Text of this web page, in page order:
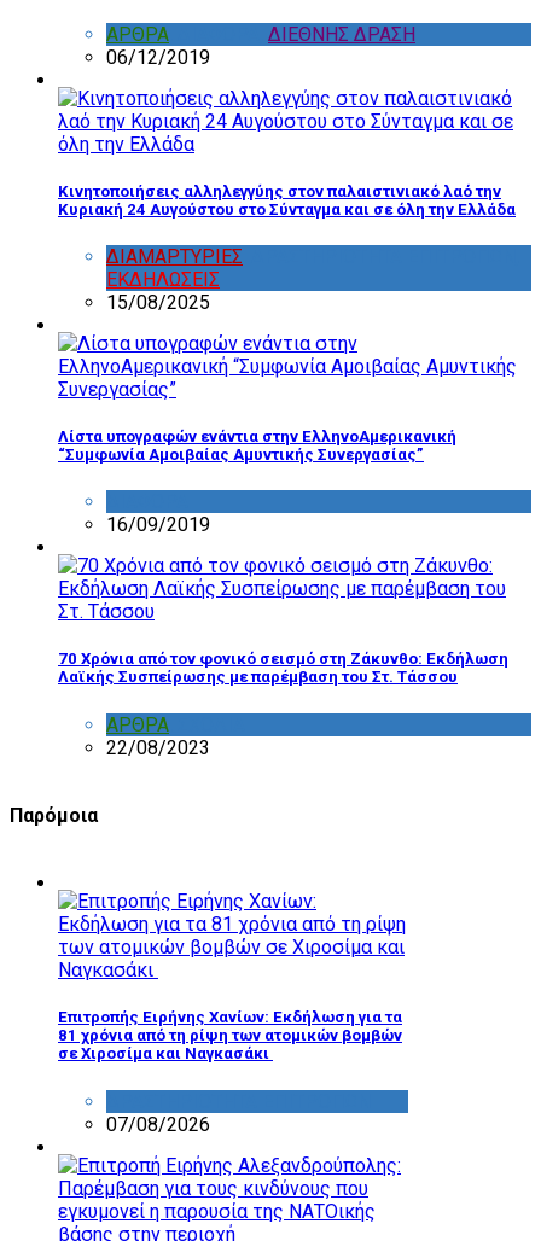
ΑΡΘΡΑ
ΔΙΕΘΝΗΣ ΔΡΑΣΗ
06/12/2019
Κινητοποιήσεις αλληλεγγύης στον παλαιστινιακό λαό την
Κυριακή 24 Αυγούστου στο Σύνταγμα και σε όλη την Ελλάδα
ΔΙΑΜΑΡΤΥΡΙΕΣ
ΕΚΔΗΛΩΣΕΙΣ
15/08/2025
Λίστα υπογραφών ενάντια στην ΕλληνοΑμερικανική
“Συμφωνία Αμοιβαίας Αμυντικής Συνεργασίας”
16/09/2019
70 Χρόνια από τον φονικό σεισμό στη Ζάκυνθο: Εκδήλωση
Λαϊκής Συσπείρωσης με παρέμβαση του Στ. Τάσσου
ΑΡΘΡΑ
22/08/2023
Παρόμοια
Επιτροπής Ειρήνης Χανίων: Εκδήλωση για τα
81 χρόνια από τη ρίψη των ατομικών βομβών
σε Χιροσίμα και Ναγκασάκι
07/08/2026